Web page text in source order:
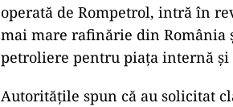
operată de Rompetrol, intră în
mai mare rafinărie din România
petroliere pentru piața internă și
Autoritățile spun că au solicitat